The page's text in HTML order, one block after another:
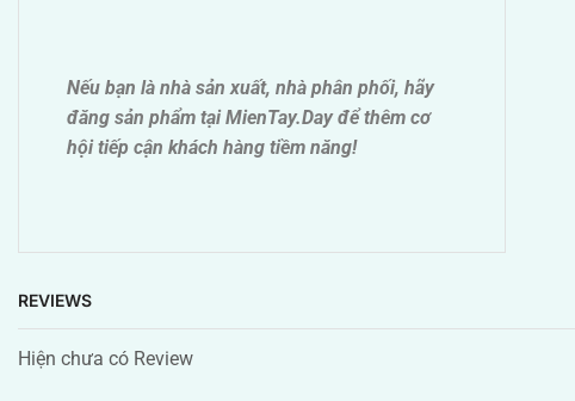
Nếu bạn là nhà sản xuất, nhà phân phối, hãy
đăng sản phẩm tại MienTay.Day để thêm cơ
hội tiếp cận khách hàng tiềm năng!
REVIEWS
Hiện chưa có Review